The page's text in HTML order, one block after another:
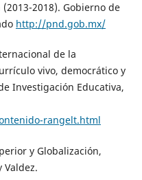
2018). Gobierno de
http://pnd.gob.mx/
de la
vivo, democrático y
Investigación Educativa,
rangelt.html
y Globalización,
Valdez.